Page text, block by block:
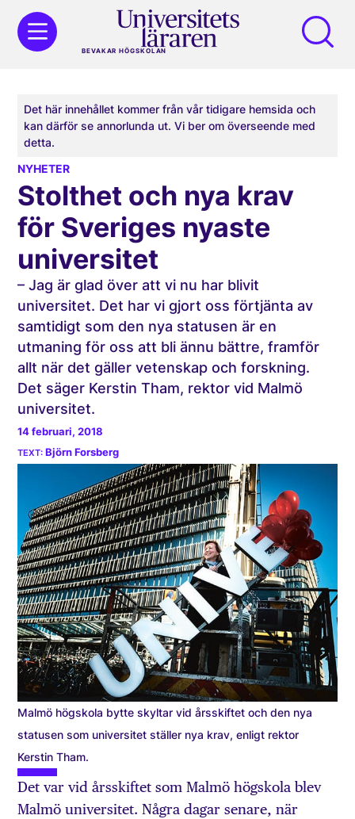
BEVAKAR HÖGSKOLAN
Det här innehållet kommer från vår tidigare hemsida och
kan därför se annorlunda ut. Vi ber om överseende med
detta.
NYHETER
Stolthet och nya krav
för Sveriges nyaste
universitet
– Jag är glad över att vi nu har blivit
universitet. Det har vi gjort oss förtjänta av
samtidigt som den nya statusen är en
utmaning för oss att bli ännu bättre, framför
allt när det gäller vetenskap och forskning.
Det säger Kerstin Tham, rektor vid Malmö
universitet.
14 februari, 2018
Björn Forsberg
Malmö högskola bytte skyltar vid årsskiftet och den nya
statusen som universitet ställer nya krav, enligt rektor
Kerstin Tham.
Det var vid årsskiftet som Malmö högskola blev
Malmö universitet. Några dagar senare, när